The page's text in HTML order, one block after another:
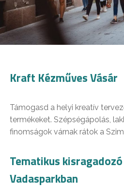
Kraft Kézműves Vásár
Támogasd a helyi kreatív
termékeket. Szépségápolás,
finomságok várnak rátok a
Tematikus
Vadasparkban